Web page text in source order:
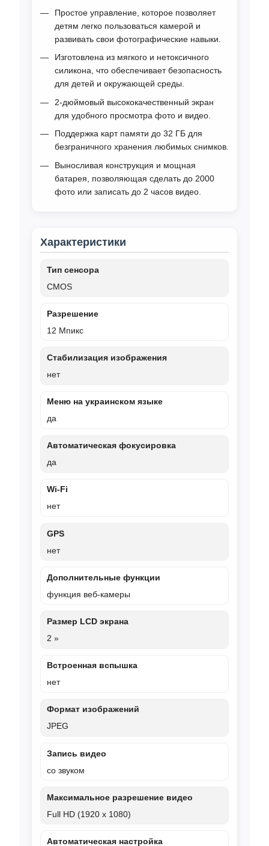
Простое управление, которое позволяет
детям легко пользоваться камерой и
развивать свои фотографические навыки.
Изготовлена из мягкого и нетоксичного
силикона, что обеспечивает безопасность
для детей и окружающей среды.
2-дюймовый высококачественный экран
для удобного просмотра фото и видео.
Поддержка карт памяти до 32 ГБ для
безграничного хранения любимых снимков.
Выносливая конструкция и мощная
батарея, позволяющая сделать до 2000
фото или записать до 2 часов видео.
Характеристики
Тип сенсора
CMOS
Разрешение
12 Мпикс
Стабилизация изображения
нет
Меню на украинском языке
да
Автоматическая фокусировка
да
Wi-Fi
нет
GPS
нет
Дополнительные функции
функция веб-камеры
Размер LCD экрана
2 »
Встроенная вспышка
нет
Формат изображений
JPEG
Запись видео
со звуком
Максимальное разрешение видео
Full HD (1920 x 1080)
Автоматическая настройка